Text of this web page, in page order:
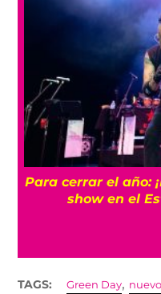
Para cerrar el año:
show en el
TAGS: Green Day,